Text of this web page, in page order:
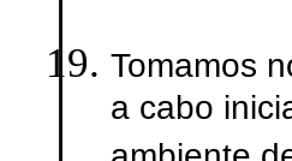
Tomamos
a cabo